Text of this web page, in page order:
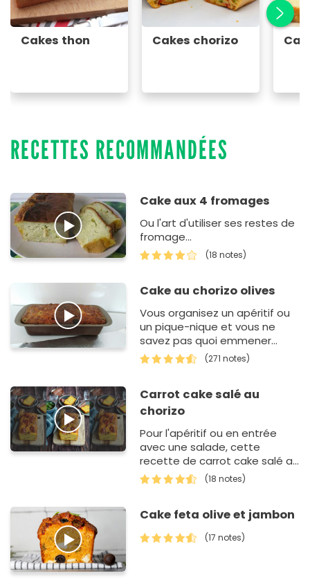
Cakes thon Cakes chorizo
RECETTES RECOMMANDÉES
Cake aux 4 fromages
Ou l'art d'utiliser ses restes de
fromage...
(18 notes)
Cake au chorizo olives
Vous organisez un apéritif ou
un pique-nique et vous ne
savez pas quoi emmener
comme cake salé ? Cette
recette de cake au chorizo
(271 notes)
Carrot cake salé au
chorizo
Pour l'apéritif ou en entrée
avec une salade, cette
recette de carrot cake salé au
chorizo représente le met
idéal pour ouvrir l'…
(18 notes)
Cake feta olive et jambon
(17 notes)